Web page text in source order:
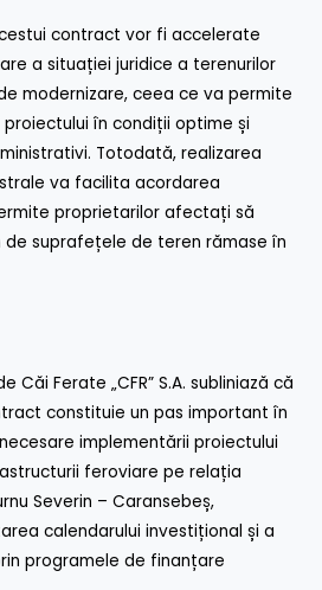
contract vor fi accelerate
a situației juridice a terenurilor
modernizare, ceea ce va permite
în condiții optime și
Totodată, realizarea
va facilita acordarea
proprietarilor afectați să
de suprafețele de teren rămase în
Căi Ferate „CFR” S.A. subliniază că
constituie un pas important în
implementării proiectului
feroviare pe relația
Severin – Caransebeș,
calendarului investițional și a
programele de finanțare